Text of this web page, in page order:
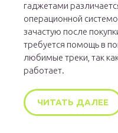
гаджетами
операционной
зачастую после
требуется помощь в
любимые треки, так
работает.
ЧИТАТЬ ДАЛЕЕ